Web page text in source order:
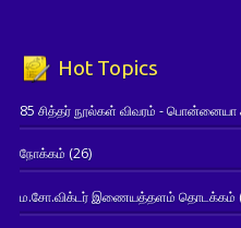
Hot Topics
85 சித்தர் நூல்கள் விவரம் - பொன்னையா
நோக்கம் (26)
ம.சோ.விக்டர் இணையத்தளம் தொடக்கம்